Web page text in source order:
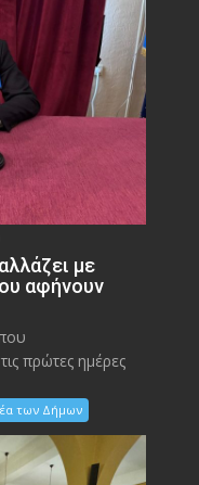
με
αφήνουν
πρώτες ημέρες
των Δήμων